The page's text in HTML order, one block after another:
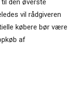
den øverste
vil rådgiveren
købere bør være
af